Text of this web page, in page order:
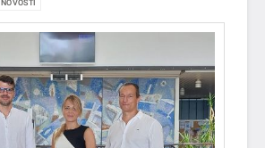
NOVOSTI